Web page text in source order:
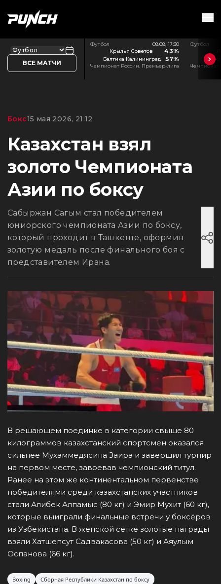
ВСЕ МАТЧИ
Футбол
08.08, 17:30
Крылья Советов
43%
Балтика Калининград 57%
Чемпионат России. Премьер-лига
Футбол
Чемпионат
Бокс15 мая 2026, 21:12
Казахстан взял
золото Чемпионата
Азии по боксу
Сабыржан Сагым стал победителем
юниорского чемпионата Азии по боксу,
который проходит в Ташкенте, оформив
золотую медаль после финального боя с
представителем Ирана.
В решающем поединке в категории свыше 80
килограммов казахстанский спортсмен оказался
сильнее Мухаммедясина Заира и завершил турнир
на первом месте, завоевав чемпионский титул.
Ранее на этом же континентальном первенстве
победителями среди казахстанских участников
стали Алибек Алпамыс (80 кг) и Эмир Мухит (60 кг),
которые выиграли финальные встречи у боксёров
из Узбекистана. В женской сетке золотые награды
взяли Хатшепсут Садвакасова (50 кг) и Аяулым
Оспанова (66 кг).
Boxing
Сборная Республики Казахстан по боксу